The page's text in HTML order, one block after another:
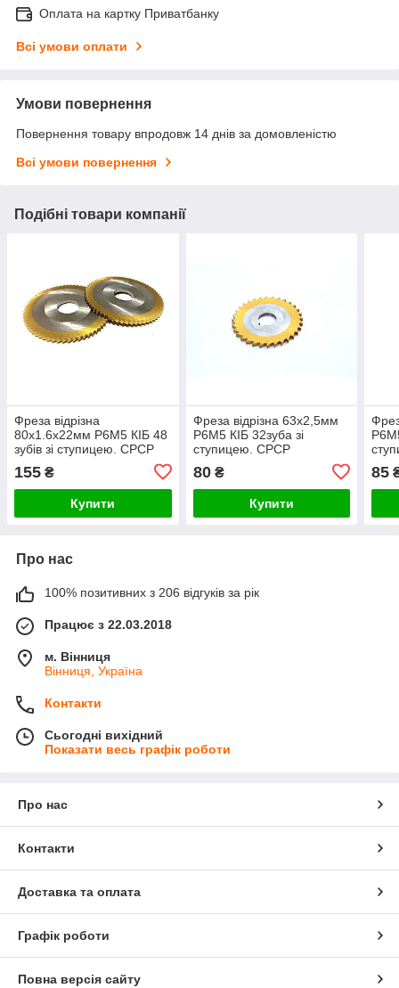
Оплата на картку Приватбанку
Всі умови оплати
Умови повернення
Повернення товару впродовж 14 днів за домовленістю
Всі умови повернення
Подібні товари компанії
Фреза відрізна
80х1.6х22мм Р6М5 КІБ 48
зубів зі ступицею. СРСР
155 ₴
Купити
Фреза відрізна 63х2,5мм
Р6М5 КІБ 32зуба зі
ступицею. СРСР
80₴
Купити
85
Про нас
100% позитивних з 206 відгуків за рік
Працює з 22.03.2018
м. Вінниця
Вінниця, Україна
Контакти
Сьогодні вихідний
Показати весь графік роботи
Про нас
Контакти
Доставка та оплата
Графік роботи
Повна версія сайту